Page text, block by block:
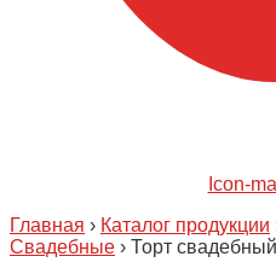
Icon-
Главная › Каталог продукции
Свадебные › Торт